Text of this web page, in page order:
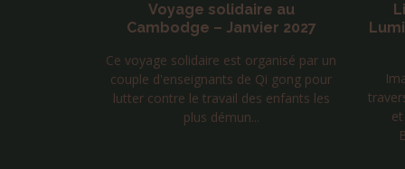
Livre « Amour Force et
Lumière » Tome 2 de Laurent
Imaginez un voyage initiatique à
travers les mondes, avec, pour guides
et enseignants, l’Aigle royal, le